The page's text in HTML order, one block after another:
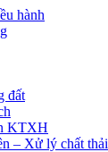
hành
đất
KTXH
– Xử lý chất thải